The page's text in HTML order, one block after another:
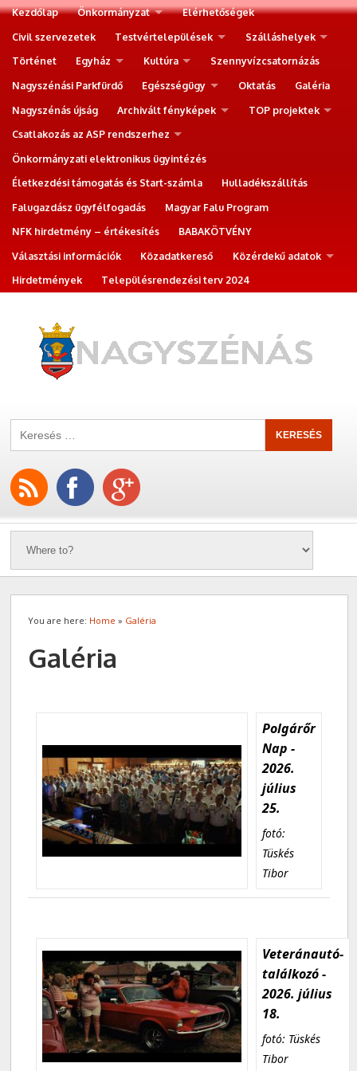
Kezdőlap Önkormányzat
Elérhetőségek
Civil szervezetek
Testvértelepülések
Szálláshelyek
Történet
Egyház Kultúra
Szennyvízcsatornázás
Nagyszénási Parkfürdő
Egészségügy Oktatás
Galéria
Nagyszénás újság
Archivált fényképek
TOP projektek
Csatlakozás az ASP rendszerhez
Önkormányzati elektronikus ügyintézés
Életkezdési támogatás és Start-számla
Hulladékszállítás
Falugazdász ügyfélfogadás
Magyar Falu Program
NFK hirdetmény – értékesítés
BABAKÖTVÉNY
Választási információk
Közadatkereső
Közérdekű adatok
Hirdetmények
Településrendezési terv 2024
You are here: Home » Galéria
Galéria
Polgárőr
Nap -
2026.
július
25.
fotó:
Tüskés
Tibor
Veteránautó-
találkozó -
2026. július
18.
fotó: Tüskés
Tibor